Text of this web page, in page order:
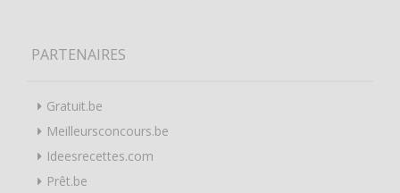
PARTENAIRES
Gratuit.be
Meilleursconcours.be
Ideesrecettes.com
Prêt.be